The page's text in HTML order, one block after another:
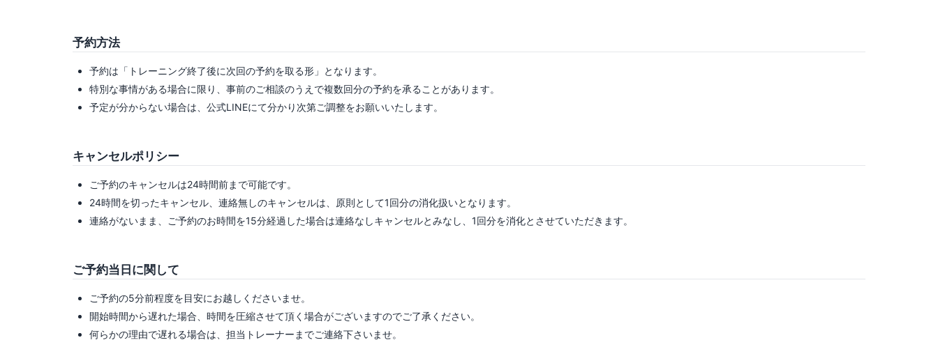
予約方法
予約は「トレーニング終了後に次回の予約を取る形」となります。
特別な事情がある場合に限り、事前のご相談のうえで複数回分の予約を承ることがあります。
予定が分からない場合は、公式LINEにて分かり次第ご調整をお願いいたします。
キャンセルポリシー
ご予約のキャンセルは24時間前まで可能です。
24時間を切ったキャンセル、連絡無しのキャンセルは、原則として1回分の消化扱いとなります。
連絡がないまま、ご予約のお時間を15分経過した場合は連絡なしキャンセルとみなし、1回分を消化とさせていただきます。
ご予約当日に関して
ご予約の5分前程度を目安にお越しくださいませ。
開始時間から遅れた場合、時間を圧縮させて頂く場合がございますのでご了承ください。
何らかの理由で遅れる場合は、担当トレーナーまでご連絡下さいませ。